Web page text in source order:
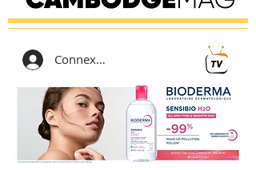
Connexion